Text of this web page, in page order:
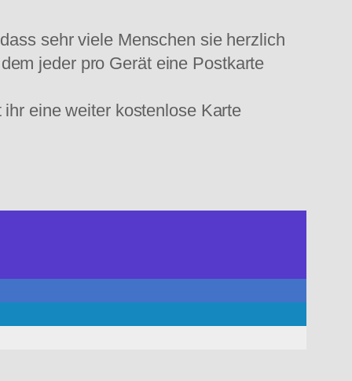
sehr viele Menschen sie herzlich
jeder pro Gerät eine Postkarte
eine weiter kostenlose Karte